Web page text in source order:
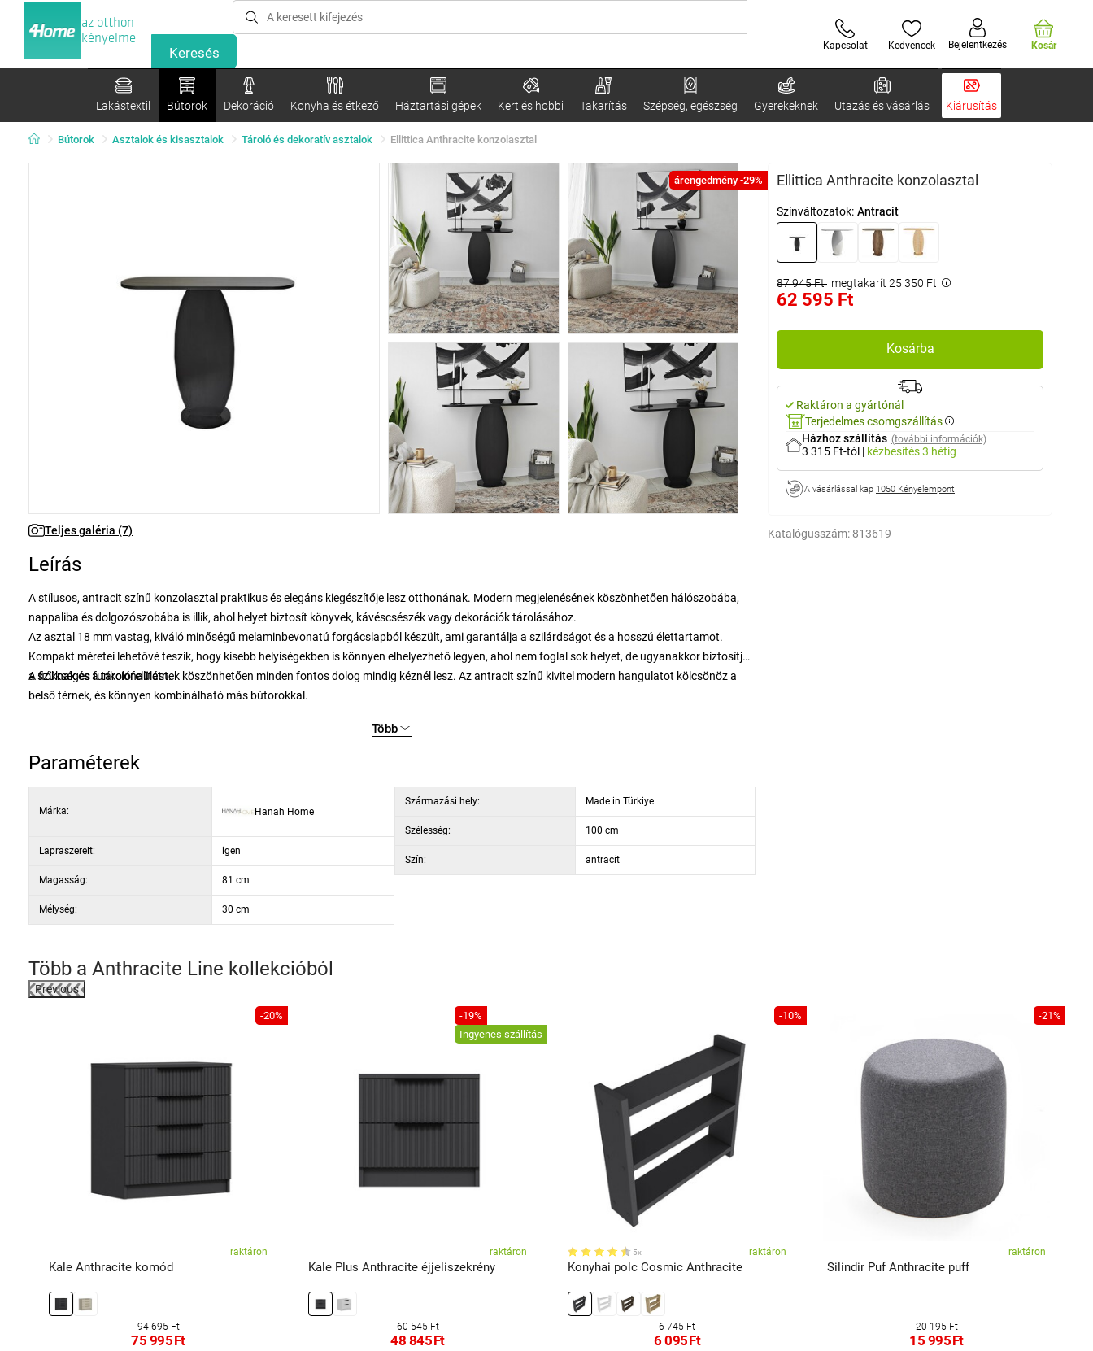
az otthon
kényelme
Kapcsolat Kedvencek Bejelentkezés Kosár
Lakástextil Bútorok Dekoráció Konyha és étkező Háztartási gépek Kert és hobbi Takarítás Szépség, egészség Gyerekeknek Utazás és vásárlás Kiárusítás
Bútorok Asztalok és kisasztalok Tároló és dekoratív asztalok Ellittica Anthracite konzolasztal
árengedmény -29%
Teljes galéria (7)
Ellittica Anthracite konzolasztal
Színváltozatok: Antracit
87 945 Ft megtakarít 25 350 Ft
62 595 Ft
Kosárba
Raktáron a gyártónál
Terjedelmes csomgszállítás
Házhoz szállítás (további információk)
3 315 Ft-tól | kézbesítés3 hétig
A vásárlással kap 1050 Kényelempont
Katalógusszám: 813619
Leírás
A stílusos, antracit színű konzolasztal praktikus és elegáns kiegészítője lesz otthonának. Modern megjelenésének köszönhetően hálószobába,
nappaliba és dolgozószobába is illik, ahol helyet biztosít könyvek, kávéscsészék vagy dekorációk tárolásához.
Az asztal 18 mm vastag, kiváló minőségű melaminbevonatú forgácslapból készült, ami garantálja a szilárdságot és a hosszú élettartamot.
Kompakt méretei lehetővé teszik, hogy kisebb helyiségekben is könnyen elhelyezhető legyen, ahol nem foglal sok helyet, de ugyanakkor biztosítja
a szükséges funkcionalitást.
A fióknak és a tárolófelületnek köszönhetően minden fontos dolog mindig kéznél lesz. Az antracit színű kivitel modern hangulatot kölcsönöz a
belső térnek, és könnyen kombinálható más bútorokkal.
Több
Paraméterek
Márka: Hanah Home
Lapraszerelt: igen
Magasság: 81 cm
Mélység: 30 cm
Származási hely: Made in Türkiye
Szélesség: 100 cm
Szín: antracit
Több a Anthracite Line kollekcióból
Previous
-20%
raktáron
Kale Anthracite komód
94 695 Ft
75 995Ft
-19%
Ingyenes szállítás
raktáron
Kale Plus Anthracite éjjeliszekrény
60 545 Ft
48 845Ft
-10%
5x raktáron
Konyhai polc Cosmic Anthracite
6 745 Ft
6 095Ft
-21%
raktáron
Silindir Puf Anthracite puff
20 195 Ft
15 995Ft